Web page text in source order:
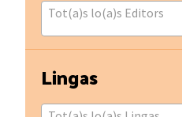
Tot(a)s lo(a)s Editors
Lingas